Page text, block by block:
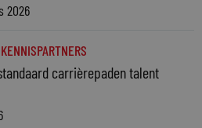
2026
carrièrepaden talent